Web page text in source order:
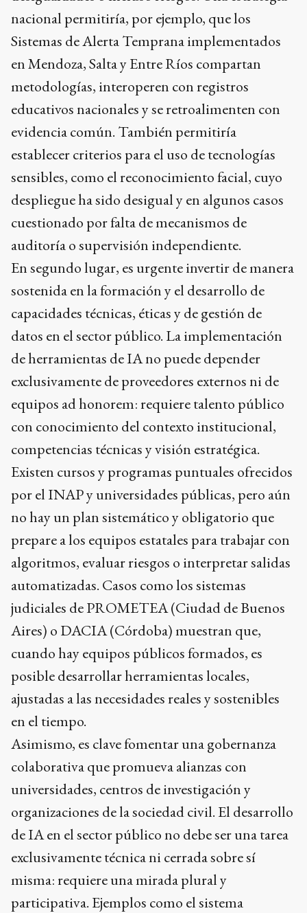
nacional permitiría, por ejemplo, que los
Sistemas de Alerta Temprana implementados
en Mendoza, Salta y Entre Ríos compartan
metodologías, interoperen con registros
educativos nacionales y se retroalimenten con
evidencia común. También permitiría
establecer criterios para el uso de tecnologías
sensibles, como el reconocimiento facial, cuyo
despliegue ha sido desigual y en algunos casos
cuestionado por falta de mecanismos de
auditoría o supervisión independiente.
En segundo lugar, es urgente invertir de manera
sostenida en la formación y el desarrollo de
capacidades técnicas, éticas y de gestión de
datos en el sector público. La implementación
de herramientas de IA no puede depender
exclusivamente de proveedores externos ni de
equipos ad honorem: requiere talento público
con conocimiento del contexto institucional,
competencias técnicas y visión estratégica.
Existen cursos y programas puntuales ofrecidos
por el INAP y universidades públicas, pero aún
no hay un plan sistemático y obligatorio que
prepare a los equipos estatales para trabajar con
algoritmos, evaluar riesgos o interpretar salidas
automatizadas. Casos como los sistemas
judiciales de PROMETEA (Ciudad de Buenos
Aires) o DACIA (Córdoba) muestran que,
cuando hay equipos públicos formados, es
posible desarrollar herramientas locales,
ajustadas a las necesidades reales y sostenibles
en el tiempo.
Asimismo, es clave fomentar una gobernanza
colaborativa que promueva alianzas con
universidades, centros de investigación y
organizaciones de la sociedad civil. El desarrollo
de IA en el sector público no debe ser una tarea
exclusivamente técnica ni cerrada sobre sí
misma: requiere una mirada plural y
participativa. Ejemplos como el sistema